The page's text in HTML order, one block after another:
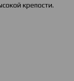
крепости.